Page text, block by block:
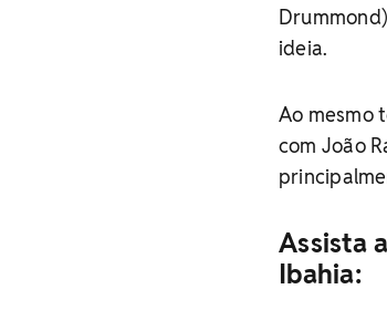
ideia.
Ao mesmo
com João
Assista
Ibahia: